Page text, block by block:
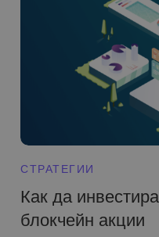
СТРАТЕГИИ
Как да
блокчейн акции